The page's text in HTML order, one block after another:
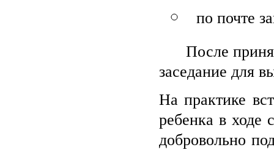
по почте
После
заседание для
На практике
ребенка в ходе
добровольно